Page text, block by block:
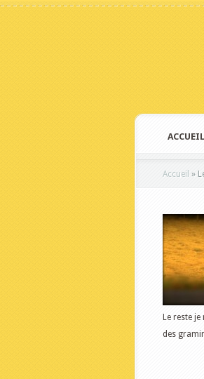
ACCUEIL
Accueil »
Le reste
des